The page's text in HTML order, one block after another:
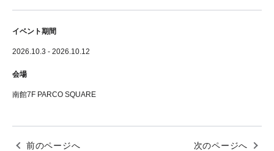
イベント期間
2026.10.3 - 2026.10.12
会場
南館7F PARCO SQUARE
前のページへ 次のページへ